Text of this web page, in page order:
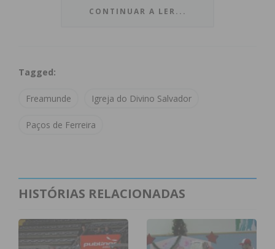
Subscreva a newsletter do
Imediato
Assine nossa newsletter por e-mail e
Eu li e concordo com ostermos e
CONTINUAR A LER...
Tagged:
Freamunde Igreja do Divino Salvador
Paços de Ferreira
HISTÓRIAS RELACIONADAS